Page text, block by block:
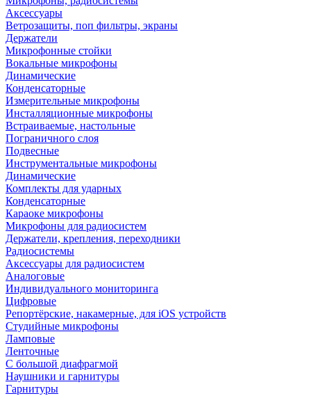
Аксессуары
Ветрозащиты, поп фильтры, экраны
Держатели
Микрофонные стойки
Вокальные микрофоны
Динамические
Конденсаторные
Измерительные микрофоны
Инсталляционные микрофоны
Встраиваемые, настольные
Пограничного слоя
Подвесные
Инструментальные микрофоны
Динамические
Комплекты для ударных
Конденсаторные
Караоке микрофоны
Микрофоны для радиосистем
Держатели, крепления, переходники
Радиосистемы
Аксессуары для радиосистем
Аналоговые
Индивидуального мониторинга
Цифровые
Репортёрские, накамерные, для iOS устройств
Студийные микрофоны
Ламповые
Ленточные
С большой диафрагмой
Наушники и гарнитуры
Гарнитуры